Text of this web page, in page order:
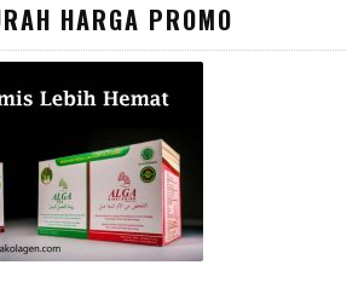
HARGA PROMO